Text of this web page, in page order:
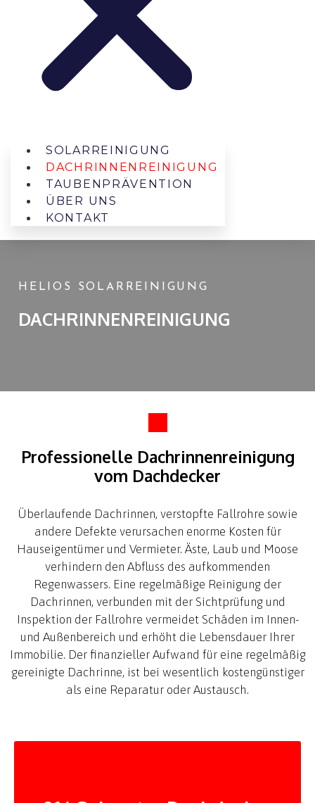
SOLARREINIGUNG
DACHRINNENREINIGUNG
TAUBENPRÄVENTION
ÜBER UNS
KONTAKT
HELIOS SOLARREINIGUNG
DACHRINNENREINIGUNG
Professionelle Dachrinnenreinigung
vom Dachdecker
Überlaufende Dachrinnen, verstopfte Fallrohre sowie
andere Defekte verursachen enorme Kosten für
Hauseigentümer und Vermieter. Äste, Laub und Moose
verhindern den Abfluss des aufkommenden
Regenwassers. Eine regelmäßige Reinigung der
Dachrinnen, verbunden mit der Sichtprüfung und
Inspektion der Fallrohre vermeidet Schäden im Innen-
und Außenbereich und erhöht die Lebensdauer Ihrer
Immobilie. Der finanzieller Aufwand für eine regelmäßig
gereinigte Dachrinne, ist bei wesentlich kostengünstiger
als eine Reparatur oder Austausch.